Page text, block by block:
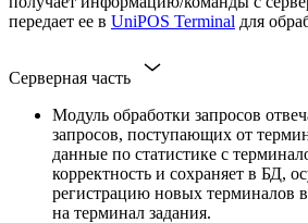
передает ее в UniPOS Terminal для
Серверная часть
Модуль обработки запросов
запросов, поступающих от
данные по статистике с
корректность и сохраняет в БД,
регистрацию новых терминалов в
на терминал задания.